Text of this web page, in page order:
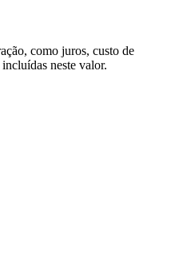
como juros, custo de
neste valor.